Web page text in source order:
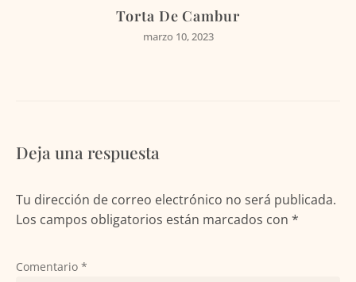
Torta De Cambur
marzo 10, 2023
Deja una respuesta
Tu dirección de correo electrónico no será publicada.
Los campos obligatorios están marcados con *
Comentario *